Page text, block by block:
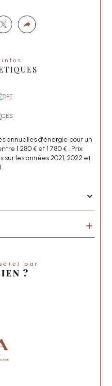
du vendeur
gardien, entretien co-
syndic.....)
infos
annuelles d'énergie pour un
1 280 € et 1 780 € . Prix
sur les années 2021, 2022 et
par
?